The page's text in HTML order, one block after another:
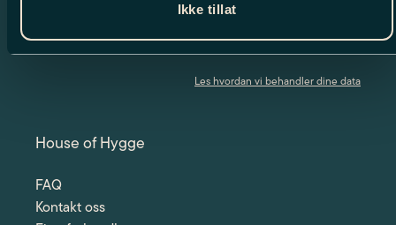
Ikke tillat
Les hvordan vi behandler dine data
House of Hygge
FAQ
Kontakt oss